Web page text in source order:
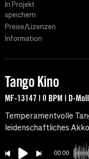
In Projekt
speichern
Preise/Lizenzen
Information
Tango Kino
MF-13147 | 0 BPM | D-Moll
Temperamentvolle
leidenschaftliches
00:00